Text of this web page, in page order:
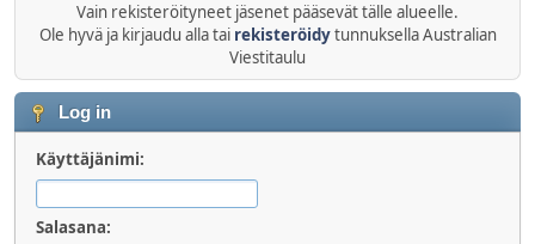
Vain rekisteröityneet jäsenet pääsevät tälle alueelle.
Ole hyvä ja kirjaudu alla tai rekisteröidytunnuksella Australian
Viestitaulu
Log in
Käyttäjänimi:
Salasana: